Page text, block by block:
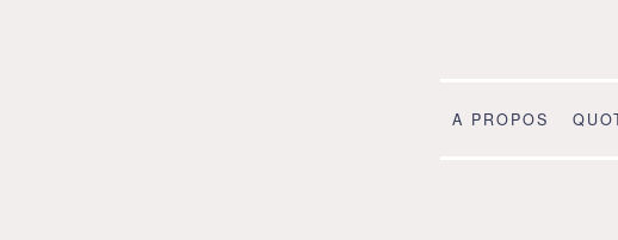
A PROPOS